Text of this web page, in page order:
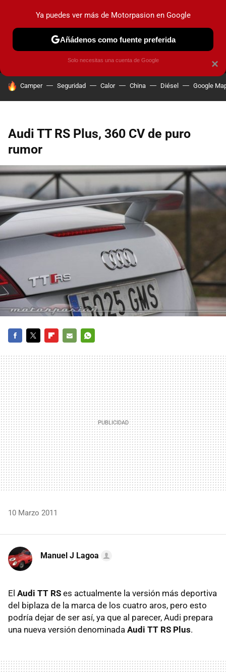
MENÚ NUEVO
COCHES ELÉCTRICOS OBSERVATORIO
HOY SE HABLA DE
Camper Seguridad Calor China Diésel Google
Audi TT RS Plus, 360 CV de puro
rumor
MAIL
10 Marzo 2011
Manuel J Lagoa
El Audi TT RS es actualmente la versión más deportiva
del biplaza de la marca de los cuatro aros, pero esto
podría dejar de ser así, ya que al parecer, Audi prepara
una nueva versión denominada Audi TT RS Plus.
×
Ya puedes ver más de Motorpasion en Google
Añádenos como fuente preferida
Solo necesitas una cuenta de Google